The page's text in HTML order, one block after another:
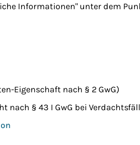
Informationen" unter dem
Eigenschaft nach § 2 GwG)
nach § 43 I GwG bei